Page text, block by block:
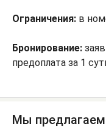
Ограничения: в
Бронирование:
предоплата за 1
Мы предлагаем